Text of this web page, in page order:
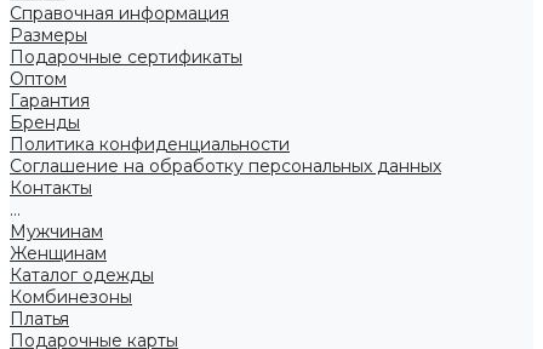
Справочная информация
Размеры
Подарочные сертификаты
Оптом
Гарантия
Бренды
Политика конфиденциальности
Соглашение на обработку персональных данных
Контакты
...
Мужчинам
Женщинам
Каталог одежды
Комбинезоны
Платья
Подарочные карты